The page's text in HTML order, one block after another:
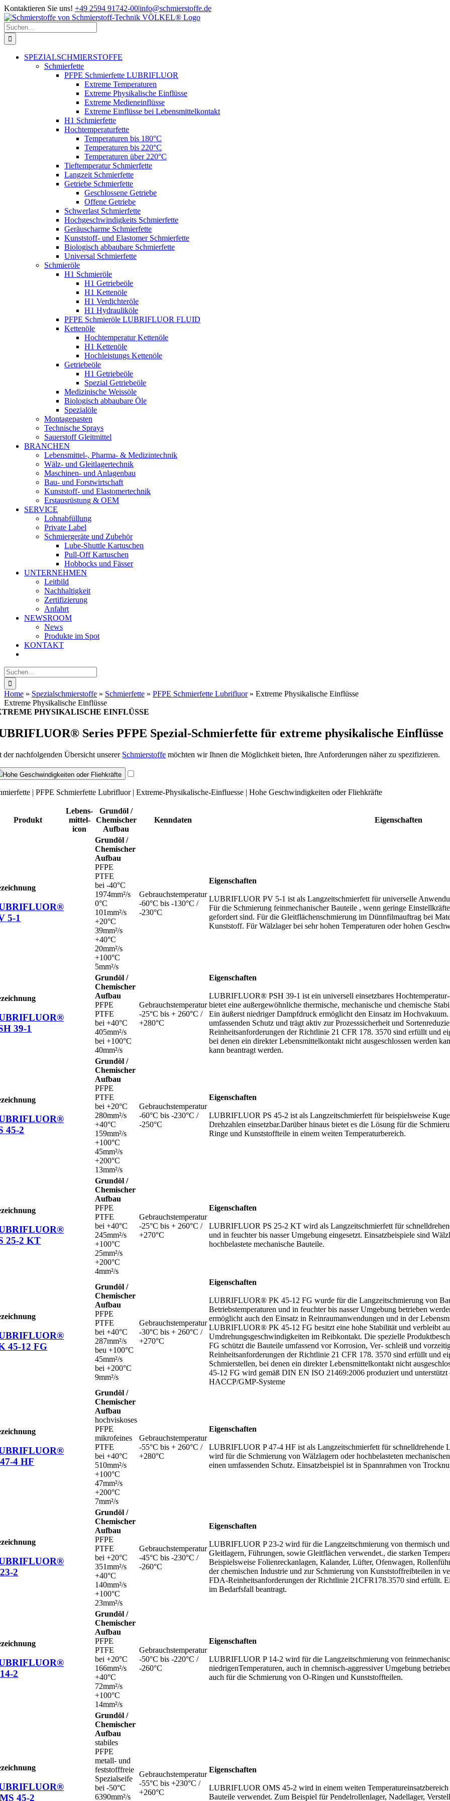
Zum
Inhalt
springen
Kontaktieren Sie uns! +49 2594 91742-00|info@schmierstoffe.de
Suche
nach:
SPEZIALSCHMIERSTOFFE
Schmierfette
PFPE Schmierfette LUBRIFLUOR
Extreme Temperaturen
Extreme Physikalische Einflüsse
Extreme Medieneinflüsse
Extreme Einflüsse bei Lebensmittelkontakt
H1 Schmierfette
Hochtemperaturfette
Temperaturen bis 180°C
Temperaturen bis 220°C
Temperaturen über 220°C
Tieftemperatur Schmierfette
Langzeit Schmierfette
Getriebe Schmierfette
Geschlossene Getriebe
Offene Getriebe
Schwerlast Schmierfette
Hochgeschwindigkeits Schmierfette
Geräuscharme Schmierfette
Kunststoff- und Elastomer Schmierfette
Biologisch abbaubare Schmierfette
Universal Schmierfette
Schmieröle
H1 Schmieröle
H1 Getriebeöle
H1 Kettenöle
H1 Verdichteröle
H1 Hydrauliköle
PFPE Schmieröle LUBRIFLUOR FLUID
Kettenöle
Hochtemperatur Kettenöle
H1 Kettenöle
Hochleistungs Kettenöle
Getriebeöle
H1 Getriebeöle
Spezial Getriebeöle
Medizinische Weissöle
Biologisch abbaubare Öle
Spezialöle
Montagepasten
Technische Sprays
Sauerstoff Gleitmittel
BRANCHEN
Lebensmittel-, Pharma- & Medizintechnik
Wälz- und Gleitlagertechnik
Maschinen- und Anlagenbau
Bau- und Forstwirtschaft
Kunststoff- und Elastomertechnik
Erstausrüstung & OEM
SERVICE
Lohnabfüllung
Private Label
Schmiergeräte und Zubehör
Lube-Shuttle Kartuschen
Pull-Off Kartuschen
Hobbocks und Fässer
UNTERNEHMEN
Leitbild
Nachhaltigkeit
Zertifizierung
Anfahrt
NEWSROOM
News
Produkte im Spot
KONTAKT
Suche
nach:
Home » Spezialschmierstoffe » Schmierfette » PFPE Schmierfette Lubrifluor» Extreme Physikalische Einflüsse
Extreme Physikalische Einflüsse
PHYSIKALISCHE EINFLÜSSE
Series PFPE Spezial-Schmierfette für extreme physikalische Einflüsse
der nachfolgenden Übersicht unserer Schmierstoffe möchten wir Ihnen die Möglichkeit bieten, Ihre Anforderungen näher zu spezifizieren.
Hohe Geschwindigkeiten oder Fliehkräfte
| PFPE Schmierfette Lubrifluor | Extreme-Physikalische-Einfluesse | Hohe Geschwindigkeiten oder Fliehkräfte
Produkt
Lebens­
mittel­
icon
Grundöl /
Chemischer
Aufbau
Kenndaten Eigenschaften
5-1
Grundöl /
Chemischer
Aufbau
PFPE
PTFE
bei -40°C
1974mm²/s
0°C
101mm²/s
+20°C
39mm²/s
+40°C
20mm²/s
+100°C
5mm²/s
Gebrauchstemperatur
-60°C bis -130°C /
-230°C
Eigenschaften
LUBRIFLUOR PV 5-1 ist als Langzeitschmierfett für universelle
Für die Schmierung feinmechanischer Bauteile , wenn geringe
gefordert sind. Für die Gleitflächenschmierung im Dünnfilmauftrag bei
Kunststoff. Für Wälzlager bei sehr hohen Temperaturen oder hohen
39-1
Grundöl /
Chemischer
Aufbau
PFPE
PTFE
bei +40°C
405mm²/s
bei +100°C
40mm²/s
Gebrauchstemperatur
-25°C bis + 260°C /
+280°C
Eigenschaften
LUBRIFLUOR® PSH 39-1 ist ein universell einsetzbares
bietet eine außergewöhnliche thermische, mechanische und chemische
Ein äußerst niedriger Dampfdruck ermöglicht den Einsatz im
umfassenden Schutz und trägt aktiv zur Prozesssicherheit und
Reinheitsanforderungen der Richtlinie 21 CFR 178. 3570 sind erfüllt und
bei denen ein direkter Lebensmittelkontakt nicht ausgeschlossen werden
kann beantragt werden.
45-2
Grundöl /
Chemischer
Aufbau
PFPE
PTFE
bei +20°C
280mm²/s
+40°C
159mm²/s
+100°C
45mm²/s
+200°C
13mm²/s
Gebrauchstemperatur
-60°C bis -230°C /
-250°C
Eigenschaften
LUBRIFLUOR PS 45-2 ist als Langzeitschmierfett für beispielsweise
Drehzahlen einsetzbar.Darüber hinaus bietet es die Lösung für die
Ringe und Kunststoffteile in einem weiten Temperaturbereich.
25-2 KT
Grundöl /
Chemischer
Aufbau
PFPE
PTFE
bei +40°C
245mm²/s
+100°C
25mm²/s
+200°C
4mm²/s
Gebrauchstemperatur
-25°C bis + 260°C /
+270°C
Eigenschaften
LUBRIFLUOR PS 25-2 KT wird als Langzeitschmierfett für
und in feuchter bis nasser Umgebung eingesetzt. Einsatzbeispiele sind
hochbelastete mechanische Bauteile.
45-12 FG
Grundöl /
Chemischer
Aufbau
PFPE
PTFE
bei +40°C
287mm²/s
beu +100°C
45mm²/s
bei +200°C
9mm²/s
Gebrauchstemperatur
-30°C bis + 260°C /
+270°C
Eigenschaften
LUBRIFLUOR® PK 45-12 FG wurde für die Langzeitschmierung von
Betriebstemperaturen und in feuchter bis nasser Umgebung betrieben
ermöglicht auch den Einsatz in Reinraumanwendungen und in der
LUBRIFLUOR® PK 45-12 FG besitzt eine hohe Stabilität und verbleibt
Umdrehungsgeschwindigkeiten im Reibkontakt. Die spezielle
FG schützt die Bauteile umfassend vor Korrosion, Ver- schleiß und
Reinheitsanforderungen der Richtlinie 21 CFR 178. 3570 sind erfüllt und
Schmierstellen, bei denen ein direkter Lebensmittelkontakt nicht
45-12 FG wird gemäß DIN EN ISO 21469:2006 produziert und unterstützt
HACCP/GMP-Systeme
4 HF
Grundöl /
Chemischer
Aufbau
hochviskoses
PFPE
mikrofeines
PTFE
bei +40°C
510mm²/s
+100°C
47mm²/s
+200°C
7mm²/s
Gebrauchstemperatur
-55°C bis + 260°C /
+280°C
Eigenschaften
LUBRIFLUOR P 47-4 HF ist als Langzeitschmierfett für schnelldrehende
wird für die Schmierung von Wälzlagern oder hochbelasteten
einen umfassenden Schutz. Einsatzbeispiel ist in Spannrahmen von
2
Grundöl /
Chemischer
Aufbau
PFPE
PTFE
bei +20°C
351mm²/s
+40°C
140mm²/s
+100°C
23mm²/s
Gebrauchstemperatur
-45°C bis -230°C /
-260°C
Eigenschaften
LUBRIFLUOR P 23-2 wird für die Langzeitschmierung von thermisch und
Gleitlagern, Führungen, sowie Gleitflächen verwendet., die starken
Beispielsweise Folienreckanlagen, Kalander, Lüfter, Ofenwagen,
der chemischen Industrie und zur Schmierung von Kunststoffreibteilen in
FDA-Reinheitsanforderungen der Richtlinie 21CFR178.3570 sind erfüllt.
im Bedarfsfall beantragt.
2
Grundöl /
Chemischer
Aufbau
PFPE
PTFE
bei +20°C
166mm²/s
+40°C
72mm²/s
+100°C
14mm²/s
Gebrauchstemperatur
-50°C bis -220°C /
-260°C
Eigenschaften
LUBRIFLUOR P 14-2 wird für die Langzeitschmierung von
niedrigenTemperaturen, auch in chemnisch-aggressiver Umgebung
auch für die Schmierung von O-Ringen und Kunststoffteilen.
45-2
Grundöl /
Chemischer
Aufbau
stabiles
PFPE
metall- und
feststofffreie
Spezialseife
bei -50°C
6390mm²/s
Gebrauchstemperatur
-55°C bis +230°C /
+260°C
Eigenschaften
LUBRIFLUOR OMS 45-2 wird in einem weiten Temperatureinsatzbereich
Bauteile verwendet. Zum Beispiel für Pendelrollenlager, Nadellager,